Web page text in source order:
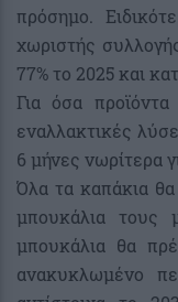
πρόσημο.
χωριστής
77% το 2025 και
Για όσα
εναλλακτικές
6 μήνες νωρίτερα
Όλα τα καπάκια
μπουκάλια τους
μπουκάλια θα
ανακυκλωμένο